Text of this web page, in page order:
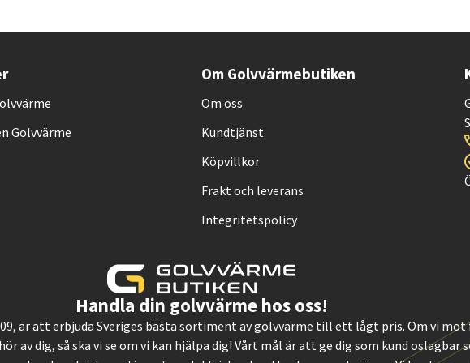
Golvvärme
Om Golvvärmebutiken
Om oss
Kundtjänst
Köpvillkor
Frakt och leverans
Integritetspolicy
Handla din golvvärme hos oss!
är att erbjuda Sveriges bästa sortiment av golvvärme till ett lågt pris. Om vi
av dig, så ska vi se om vi kan hjälpa dig! Vårt mål är att ge dig som kund oslagbar